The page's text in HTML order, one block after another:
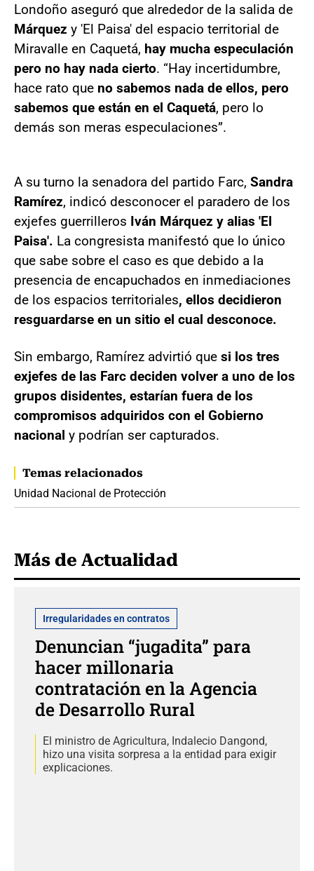
Londoño aseguró que alrededor de la salida de
Márquez y 'El Paisa' del espacio territorial de
Miravalle en Caquetá, hay mucha especulación
pero no hay nada cierto. “Hay incertidumbre,
hace rato que no sabemos nada de ellos, pero
sabemos que están en el Caquetá, pero lo
demás son meras especulaciones”.
A su turno la senadora del partido Farc, Sandra
Ramírez, indicó desconocer el paradero de los
exjefes guerrilleros Iván Márquez y alias 'El
Paisa'. La congresista manifestó que lo único
que sabe sobre el caso es que debido a la
presencia de encapuchados en inmediaciones
de los espacios territoriales, ellos decidieron
resguardarse en un sitio el cual desconoce.
Sin embargo, Ramírez advirtió que si los tres
exjefes de las Farc deciden volver a uno de los
grupos disidentes, estarían fuera de los
compromisos adquiridos con el Gobierno
nacional y podrían ser capturados.
Temas relacionados
Unidad Nacional de Protección
Más de Actualidad
Irregularidades en contratos
Denuncian “jugadita” para
hacer millonaria
contratación en la Agencia
de Desarrollo Rural
El ministro de Agricultura, Indalecio Dangond,
hizo una visita sorpresa a la entidad para exigir
explicaciones.